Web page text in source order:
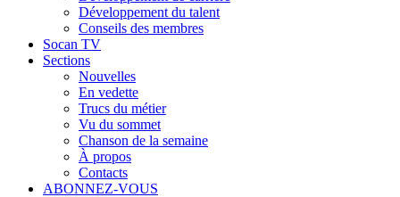
Développement du talent
Conseils des membres
Socan TV
Sections
Nouvelles
En vedette
Trucs du métier
Vu du sommet
Chanson de la semaine
À propos
Contacts
ABONNEZ-VOUS